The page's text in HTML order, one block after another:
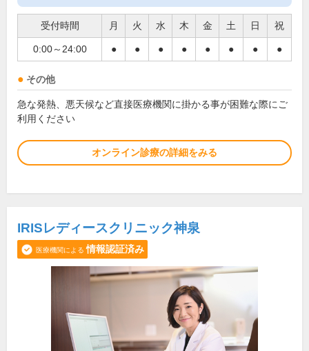
受付時間 月 火 水 木 金 土 日 祝
0:00～24:00 ● ● ● ● ● ● ● ●
その他
急な発熱、悪天候など直接医療機関に掛かる事が困難な際にご
利用ください
オンライン診療の詳細をみる
IRISレディースクリニック神泉
医療機関による 情報認証済み